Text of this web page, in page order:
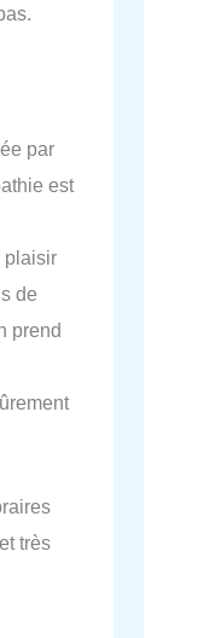
par
est
plaisir
de
prend
très